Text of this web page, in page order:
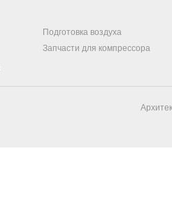
Подготовка воздуха
Запчасти для компрессора